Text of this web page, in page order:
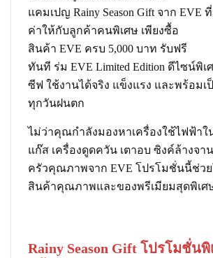
แคมเปญ Rainy Season Gift จาก EVE
ค่าให้กับลูกค้าคนพิเศษ เพียงซื้อ
สินค้า EVE ครบ 5,000 บาท รับฟรี
ทันที ร่ม EVE Limited Edition ดีไซน์พิเ
ซีฟ ใช้งานได้จริง แข็งแรง และพร้อมเ
ทุกวันฝนตก
ไม่ว่าคุณกำลังมองหาเครื่องใช้ไฟฟ้าใ
แก๊ส เครื่องดูดควัน เตาอบ ซิงค์ล้างจ
ครัวคุณภาพจาก EVE โปรโมชั่นนี้ช่ว
สินค้าคุณภาพและของพรีเมียมสุดพิเศ
Rainy Season Gift โปรโมชั่น